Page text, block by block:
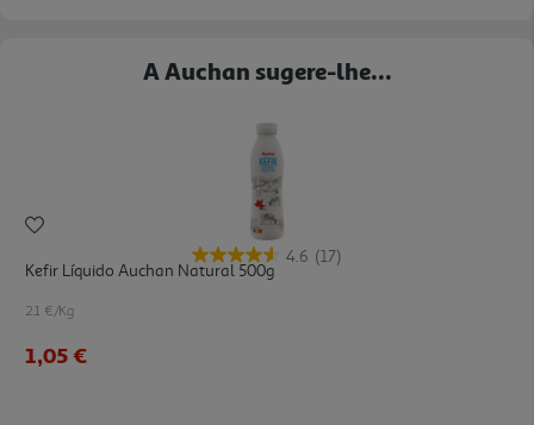
A Auchan sugere-lhe...
4.6 (17)
Kefir Líquido Auchan Natural 500g
2.1 €/Kg
1,05 €